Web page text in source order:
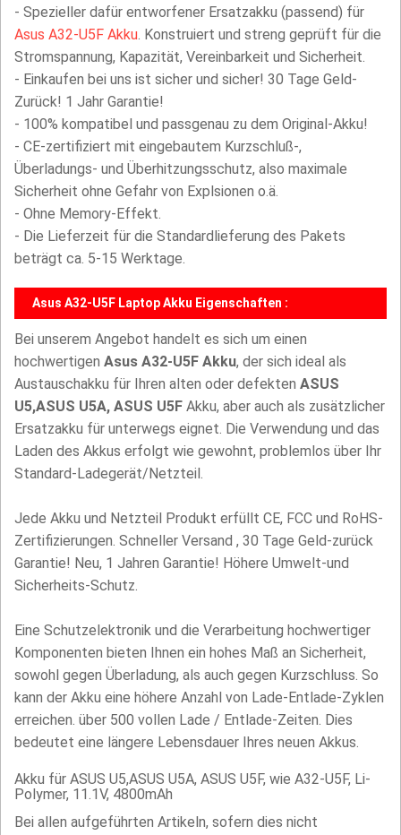
- Spezieller dafür entworfener Ersatzakku (passend) für
Asus A32-U5F Akku. Konstruiert und streng geprüft für die
Stromspannung, Kapazität, Vereinbarkeit und Sicherheit.
- Einkaufen bei uns ist sicher und sicher! 30 Tage Geld-
Zurück! 1 Jahr Garantie!
- 100% kompatibel und passgenau zu dem Original-Akku!
- CE-zertifiziert mit eingebautem Kurzschluß-,
Überladungs- und Überhitzungsschutz, also maximale
Sicherheit ohne Gefahr von Explsionen o.ä.
- Ohne Memory-Effekt.
- Die Lieferzeit für die Standardlieferung des Pakets
beträgt ca. 5-15 Werktage.
Asus A32-U5F Laptop Akku Eigenschaften :
Bei unserem Angebot handelt es sich um einen
hochwertigen Asus A32-U5F Akku, der sich ideal als
Austauschakku für Ihren alten oder defekten ASUS
U5,ASUS U5A, ASUS U5F Akku, aber auch als zusätzlicher
Ersatzakku für unterwegs eignet. Die Verwendung und das
Laden des Akkus erfolgt wie gewohnt, problemlos über Ihr
Standard-Ladegerät/Netzteil.
Jede Akku und Netzteil Produkt erfüllt CE, FCC und RoHS-
Zertifizierungen. Schneller Versand , 30 Tage Geld-zurück
Garantie! Neu, 1 Jahren Garantie! Höhere Umwelt-und
Sicherheits-Schutz.
Eine Schutzelektronik und die Verarbeitung hochwertiger
Komponenten bieten Ihnen ein hohes Maß an Sicherheit,
sowohl gegen Überladung, als auch gegen Kurzschluss. So
kann der Akku eine höhere Anzahl von Lade-Entlade-Zyklen
erreichen. über 500 vollen Lade / Entlade-Zeiten. Dies
bedeutet eine längere Lebensdauer Ihres neuen Akkus.
Akku für ASUS U5,ASUS U5A, ASUS U5F, wie A32-U5F, Li-
Polymer, 11.1V, 4800mAh
Bei allen aufgeführten Artikeln, sofern dies nicht